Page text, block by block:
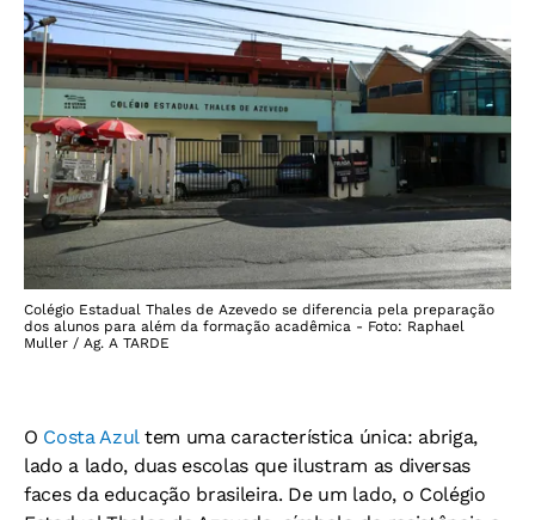
Colégio Estadual Thales de Azevedo se diferencia pela preparação
dos alunos para além da formação acadêmica - Foto: Raphael
Muller / Ag. A TARDE
O Costa Azultem uma característica única: abriga,
lado a lado, duas escolas que ilustram as diversas
faces da educação brasileira. De um lado, o Colégio